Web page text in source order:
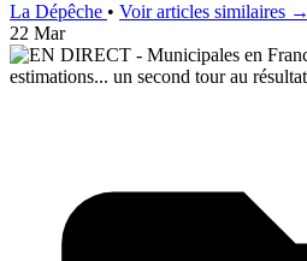
La Dépêche • Voir articles similaires →
22 Mar